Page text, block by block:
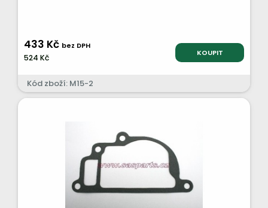
433 Kč bez DPH
524 Kč KOUPIT
Kód zboží: M15-2